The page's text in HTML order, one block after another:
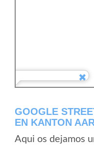
GOOGLE
EN KANTON
Aqui os dejamos